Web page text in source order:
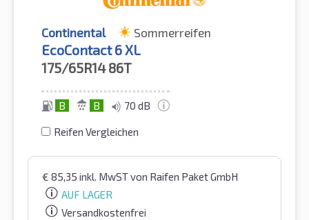
Continental Sommerreifen
EcoContact 6 XL
175/65R14 86T
B B 70 dB
Reifen Vergleichen
€ 85,35 inkl. MwSTvon Raifen Paket GmbH
AUF LAGER
Versandkostenfrei